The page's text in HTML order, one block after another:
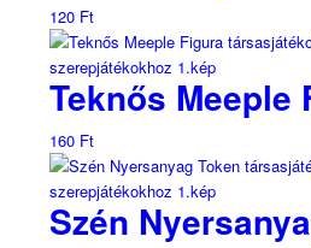
120 Ft
Teknős Meeple
160 Ft
Szén